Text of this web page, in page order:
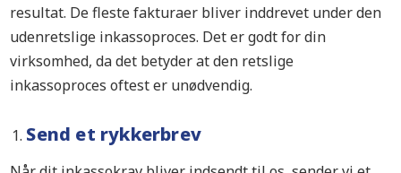
resultat. De fleste fakturaer bliver inddrevet under den
udenretslige inkassoproces. Det er godt for din
virksomhed, da det betyder at den retslige
inkassoproces oftest er unødvendig.
Send et rykkerbrev